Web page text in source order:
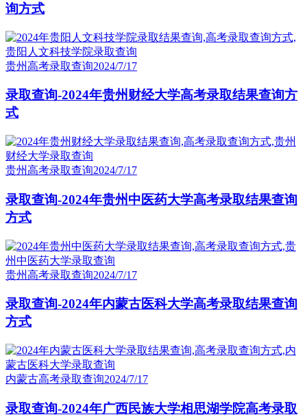
询方式
贵州高考录取查询2024/7/17
录取查询-2024年贵州财经大学高考录取结果查询方
式
贵州高考录取查询2024/7/17
录取查询-2024年贵州中医药大学高考录取结果查询
方式
贵州高考录取查询2024/7/17
录取查询-2024年内蒙古医科大学高考录取结果查询
方式
内蒙古高考录取查询2024/7/17
录取查询-2024年广西民族大学相思湖学院高考录取